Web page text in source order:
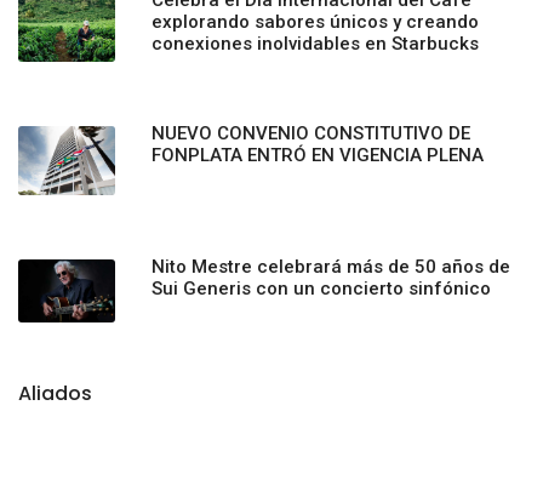
explorando sabores únicos y creando
conexiones inolvidables en Starbucks
NUEVO CONVENIO CONSTITUTIVO DE
FONPLATA ENTRÓ EN VIGENCIA PLENA
Nito Mestre celebrará más de 50 años de
Sui Generis con un concierto sinfónico
Aliados